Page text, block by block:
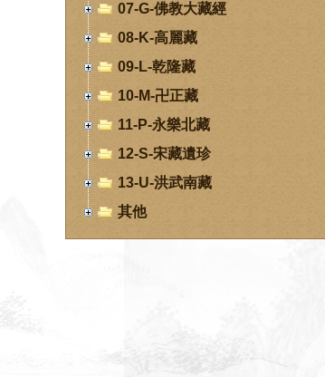
07-G-佛教大藏經
08-K-高麗藏
09-L-乾隆藏
10-M-卍正藏
11-P-永樂北藏
12-S-宋藏遺珍
13-U-洪武南藏
其他